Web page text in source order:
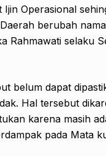
Operasional
berubah
Rahmawati selaku
belum dapat
Hal tersebut
karena masih
pada Mata